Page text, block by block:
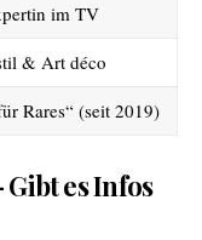
im TV
& Art déco
Rares“ (seit 2019)
es Infos